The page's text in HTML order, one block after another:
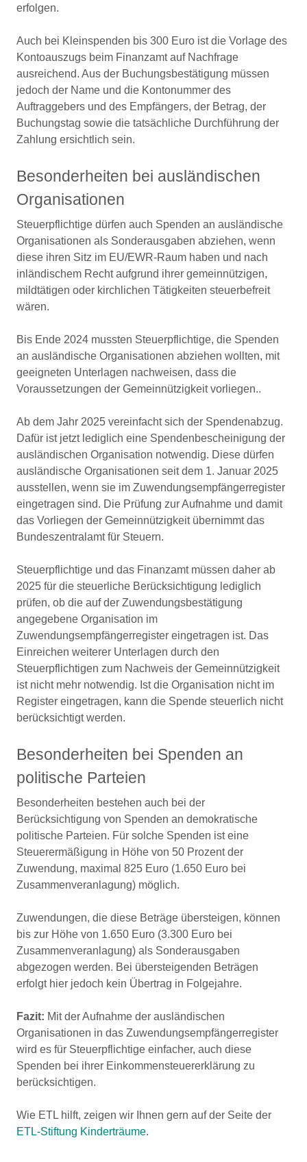
erfolgen.
Auch bei Kleinspenden bis 300 Euro ist die Vorlage des
Kontoauszugs beim Finanzamt auf Nachfrage
ausreichend. Aus der Buchungsbestätigung müssen
jedoch der Name und die Kontonummer des
Auftraggebers und des Empfängers, der Betrag, der
Buchungstag sowie die tatsächliche Durchführung der
Zahlung ersichtlich sein.
Besonderheiten bei ausländischen
Organisationen
Steuerpflichtige dürfen auch Spenden an ausländische
Organisationen als Sonderausgaben abziehen, wenn
diese ihren Sitz im EU/EWR-Raum haben und nach
inländischem Recht aufgrund ihrer gemeinnützigen,
mildtätigen oder kirchlichen Tätigkeiten steuerbefreit
wären.
Bis Ende 2024 mussten Steuerpflichtige, die Spenden
an ausländische Organisationen abziehen wollten, mit
geeigneten Unterlagen nachweisen, dass die
Voraussetzungen der Gemeinnützigkeit vorliegen..
Ab dem Jahr 2025 vereinfacht sich der Spendenabzug.
Dafür ist jetzt lediglich eine Spendenbescheinigung der
ausländischen Organisation notwendig. Diese dürfen
ausländische Organisationen seit dem 1. Januar 2025
ausstellen, wenn sie im Zuwendungsempfängerregister
eingetragen sind. Die Prüfung zur Aufnahme und damit
das Vorliegen der Gemeinnützigkeit übernimmt das
Bundeszentralamt für Steuern.
Steuerpflichtige und das Finanzamt müssen daher ab
2025 für die steuerliche Berücksichtigung lediglich
prüfen, ob die auf der Zuwendungsbestätigung
angegebene Organisation im
Zuwendungsempfängerregister eingetragen ist. Das
Einreichen weiterer Unterlagen durch den
Steuerpflichtigen zum Nachweis der Gemeinnützigkeit
ist nicht mehr notwendig. Ist die Organisation nicht im
Register eingetragen, kann die Spende steuerlich nicht
berücksichtigt werden.
Besonderheiten bei Spenden an
politische Parteien
Besonderheiten bestehen auch bei der
Berücksichtigung von Spenden an demokratische
politische Parteien. Für solche Spenden ist eine
Steuerermäßigung in Höhe von 50 Prozent der
Zuwendung, maximal 825 Euro (1.650 Euro bei
Zusammenveranlagung) möglich.
Zuwendungen, die diese Beträge übersteigen, können
bis zur Höhe von 1.650 Euro (3.300 Euro bei
Zusammenveranlagung) als Sonderausgaben
abgezogen werden. Bei übersteigenden Beträgen
erfolgt hier jedoch kein Übertrag in Folgejahre.
Fazit: Mit der Aufnahme der ausländischen
Organisationen in das Zuwendungsempfängerregister
wird es für Steuerpflichtige einfacher, auch diese
Spenden bei ihrer Einkommensteuererklärung zu
berücksichtigen.
Wie ETL hilft, zeigen wir Ihnen gern auf der Seite der
ETL-Stiftung Kinderträume.